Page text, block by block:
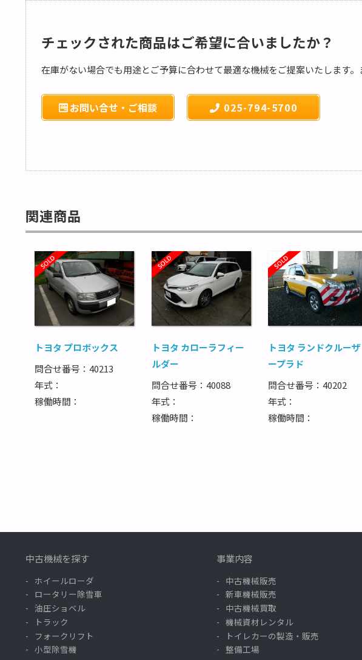
チェックされた商品はご希望に合いましたか？
在庫がない場合でも用途とご予算に合わせて最適な機械をご提案いたします。
お問い合せ・ご相談 025-794-5700
関連商品
トヨタ プロボックス
問合せ番号：40213
年式：
稼働時間：
トヨタ カローラフィー
ルダー
問合せ番号：40088
年式：
稼働時間：
トヨタ ランドクルーザ
ープラド
問合せ番号：40202
年式：
稼働時間：
中古機械を探す
ホイールローダ
ロータリー除雪車
油圧ショベル
トラック
フォークリフト
小型除雪機
事業内容
中古機械販売
新車機械販売
中古機械買取
機械資材レンタル
トイレカーの製造・販売
整備工場